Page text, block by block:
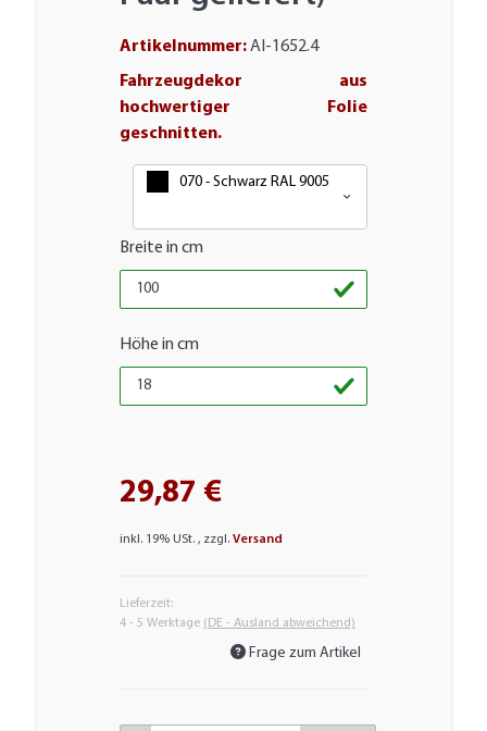
Artikelnummer:AI-1652.4
Fahrzeugdekor aus
hochwertiger Folie
geschnitten.
070 - Schwarz RAL 9005
Breite in cm
Höhe in cm
29,87 €
inkl. 19% USt. , zzgl. Versand
Lieferzeit:
4 - 5 Werktage (DE - Ausland abweichend)
Frage zum Artikel